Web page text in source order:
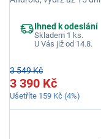
Ihned k odeslání
Skladem 1 ks.
U Vás již od 14.8.
3 549 Kč
3 390 Kč
Ušetříte 159 Kč (4%)